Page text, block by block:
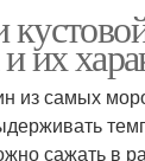
их
из самых
сажать в